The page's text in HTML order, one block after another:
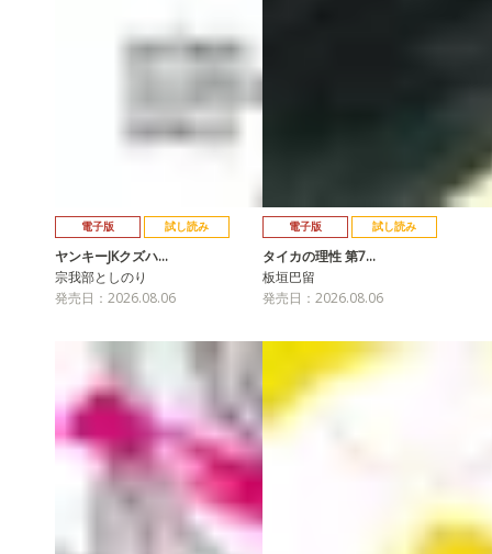
電子版 試し読み
ヤンキーJKクズハ…
宗我部としのり
発売日：2026.08.06
電子版 試し読み
タイカの理性 第7…
板垣巴留
発売日：2026.08.06